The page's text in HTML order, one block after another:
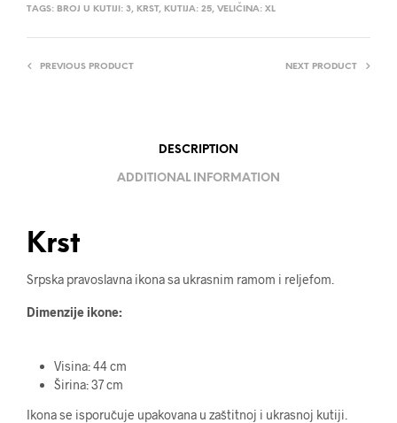
TAGS: BROJ U KUTIJI: 3, KRST, KUTIJA: 25, VELIČINA: XL
PREVIOUS PRODUCT NEXT PRODUCT
DESCRIPTION
ADDITIONAL INFORMATION
Krst
Srpska pravoslavna ikona sa ukrasnim ramom i reljefom.
Dimenzije ikone:
Visina: 44 cm
Širina: 37 cm
Ikona se isporučuje upakovana u zaštitnoj i ukrasnoj kutiji.